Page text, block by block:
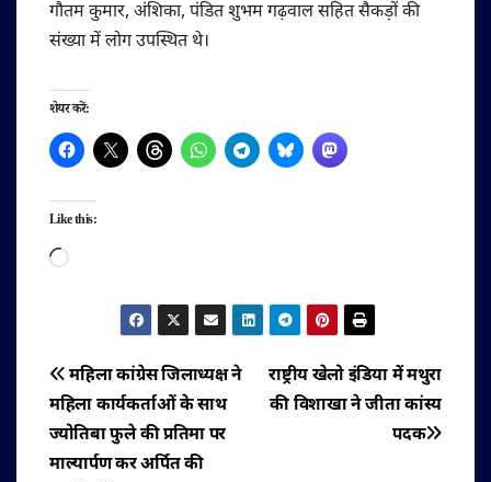
गौतम कुमार, अंशिका, पंडित शुभम गढ़वाल सहित सैकड़ों की
संख्या में लोग उपस्थित थे।
शेयर करें:
Like this:
Loading…
पोस्ट
नेविगेशन
राष्ट्रीय खेलो इंडिया में मथुरा
की विशाखा ने जीता कांस्य
पदक
महिला कांग्रेस जिलाध्यक्ष ने
महिला कार्यकर्ताओं के साथ
ज्योतिबा फुले की प्रतिमा पर
माल्यार्पण कर अर्पित की